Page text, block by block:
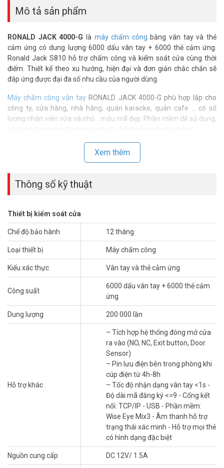
Mô tả sản phẩm
RONALD JACK 4000-G là máy chấm công bằng vân tay và thẻ
cảm ứng có dung lượng 6000 dấu vân tay + 6000 thẻ cảm ứng.
Ronald Jack S810 hỗ trợ chấm công và kiểm soát cửa cùng thời
điểm. Thiết kế theo xu hướng, hiện đại và đơn giản chắc chắn sẽ
đáp ứng được đại đa số nhu cầu của người dùng.
Máy chấm công vân tay RONALD JACK 4000-G phù hợp lắp cho
công ty, cửa hàng, nhà hàng, quán karaoke, quán cafe … có số
lượng nhân viên vừa và nhỏ… mẫu mã đẹp. Phần mềm dễ sử dụng,
Ưu điểm máy chấm công RONALD JACK
– Mang tính bảo mật rất cao.
– Được thiết kế tinh tế sang trọng, dùng rất bền và được ưu chuộng.
Đặc biệt có tính năng chấm công bằng vân tay và thẻ cảm ứng kết
– Phần mềm quản lý tên nhân viên, số vân tay, giờ công chi tiết và
tổng hợp,… dễ dàng xuất ra file excer để tính lương nhân viên.
động quản lý nhân sự..
Xem thêm
Thông số kỹ thuật
Thiết bị kiểm soát cửa
Chế độ bảo hành 12 tháng
Loại thiết bị Máy chấm công
Kiểu xác thực Vân tay và thẻ cảm ứng
Công suất
6000 dấu vân tay + 6000 thẻ cảm
ứng
Dung lượng 200 000 lần
Hỗ trợ khác
– Tích hợp hệ thống đóng mở cửa
ra vào (NO, NC, Exit button, Door
Sensor)
– Pin lưu điện bên trong phòng khi
cúp điện từ 4h-8h
– Tốc độ nhận dạng vân tay <1s -
Độ dài mã đăng ký <=9 - Cổng kết
nối: TCP/IP - USB - Phần mềm:
Wise Eye Mix3 - Âm thanh hỗ trợ
trạng thái xác minh - Hỗ trợ mọi thẻ
có hình dạng đặc biệt
Nguồn cung cấp DC 12V/ 1.5A